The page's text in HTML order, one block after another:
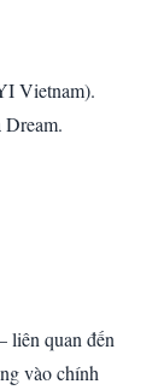
Vietnam).
liên quan đến
vào chính